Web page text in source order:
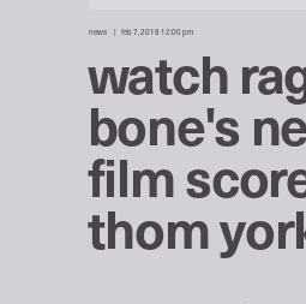
news feb 7, 2018 12:00 pm
watch
bone's
film
thom